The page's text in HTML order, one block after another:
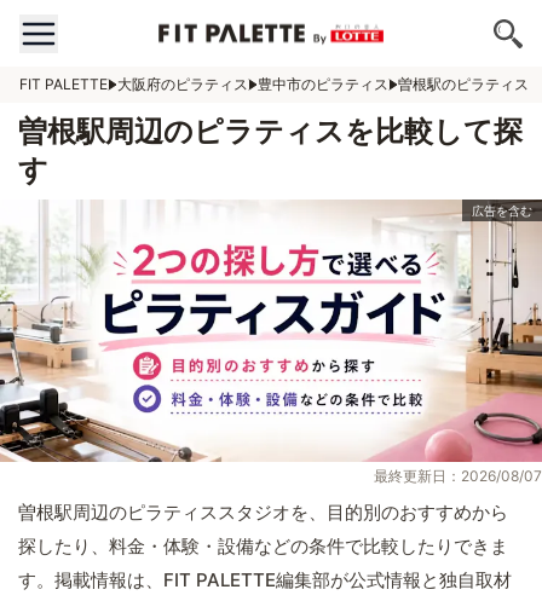
FIT PALETTE 大阪府のピラティス 豊中市のピラティス 曽根駅のピラティス
曽根駅周辺のピラティスを比較して探
す
最終更新日：2026/08/07
曽根駅周辺のピラティススタジオを、目的別のおすすめから
探したり、料金・体験・設備などの条件で比較したりできま
す。掲載情報は、FIT PALETTE編集部が公式情報と独自取材